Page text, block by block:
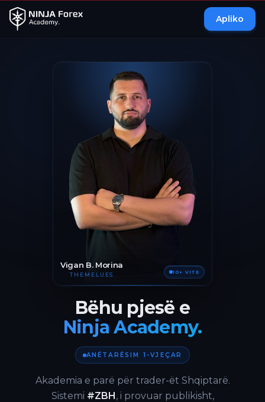
Apliko
Vigan B. Morina
THEMELUES 10+ VITE
Bëhu pjesë e
Ninja Academy.
ANËTARËSIM 1-VJEÇAR
Akademia e parë për trader-ët Shqiptarë.
Sistemi #ZBH, i provuar publikisht,